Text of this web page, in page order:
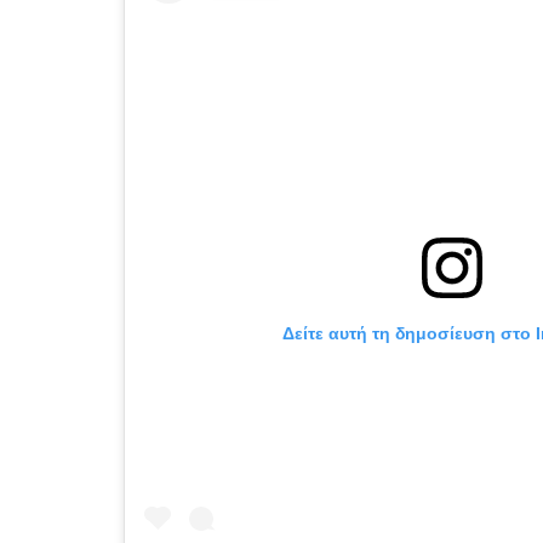
Δείτε αυτή τη δημοσίευση στο